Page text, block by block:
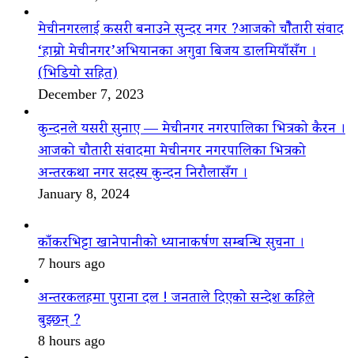
मेचीनगरलाई कसरी बनाउने सुन्दर नगर ?आजको चौैतारी संवाद
‘हाम्रो मेचीनगर’अभियानका अगुवा बिजय डालमियाँसँग ।
(भिडियो सहित)
December 7, 2023
कुन्दनले यसरी सुनाए — मेचीनगर नगरपालिका भित्रको कैरन ।
आजको चौतारी संवादमा मेचीनगर नगरपालिका भित्रको
अन्तरकथा नगर सदस्य कुन्दन निरौलासँग ।
January 8, 2024
काँकरभिट्टा खानेपानीको ध्यानाकर्षण सम्बन्धि सुचना ।
7 hours ago
अन्तरकलहमा पुराना दल ! जनताले दिएको सन्देश कहिले
बुझ्छन् ?
8 hours ago